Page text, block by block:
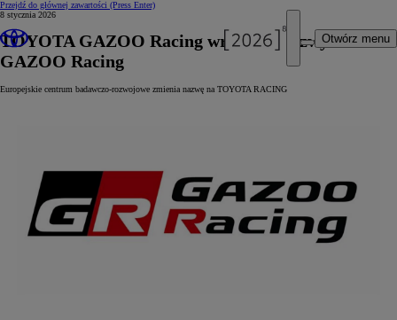
Przejdź do głównej zawartości (Press Enter)
Otwórz menu
8 stycznia 2026
TOYOTA GAZOO Racing wraca do nazwy
GAZOO Racing
Europejskie centrum badawczo-rozwojowe zmienia nazwę na TOYOTA RACING